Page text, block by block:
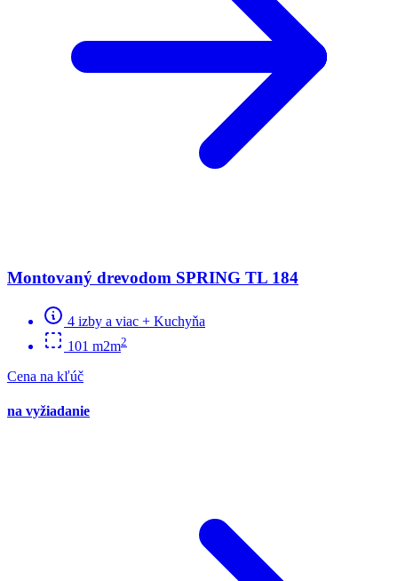
Montovaný drevodom SPRING TL 184
4 izby a viac + Kuchyňa
101 m2m2
Cena na kľúč
na vyžiadanie